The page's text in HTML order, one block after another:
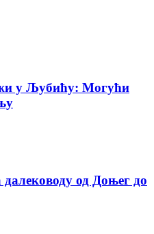
у Љубићу: Могући
од Доњег до